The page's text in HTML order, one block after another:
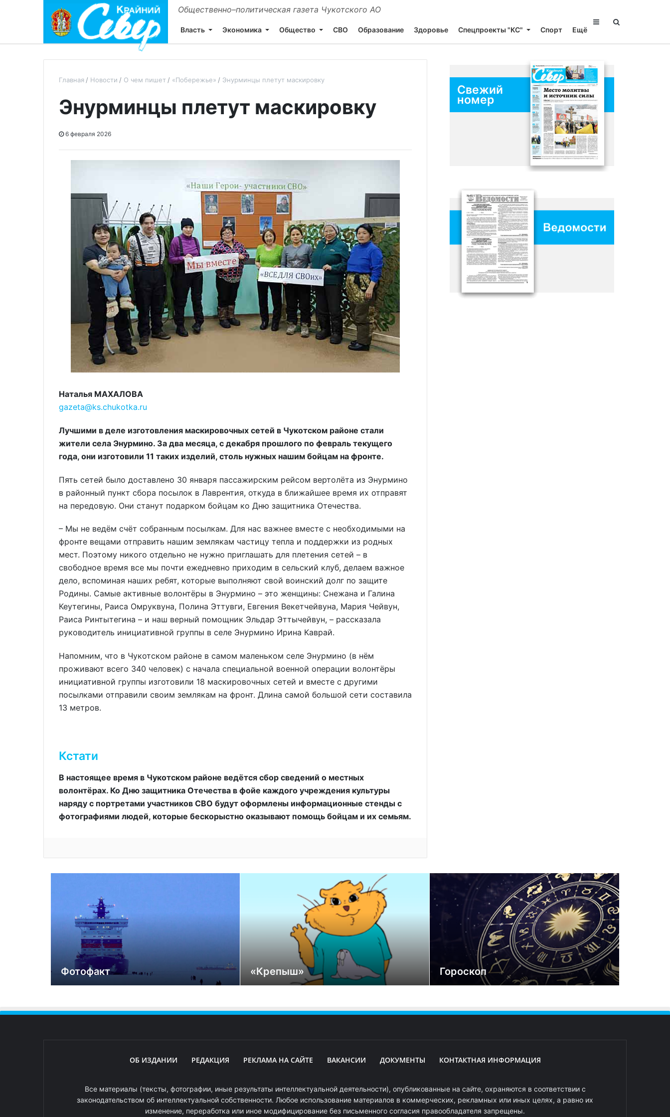
Общественно–политическая газета Чукотского АО
Власть Экономика Общество СВО Образование Здоровье Спецпроекты "КС" Спорт Ещё
Главная Новости О чем пишет «Побережье» Энурминцы плетут маскировку
Энурминцы плетут маскировку
6 февраля 2026
Наталья МАХАЛОВА
gazeta@ks.chukotka.ru
Лучшими в деле изготовления маскировочных сетей в Чукотском районе стали
жители села Энурмино. За два месяца, с декабря прошлого по февраль текущего
года, они изготовили 11 таких изделий, столь нужных нашим бойцам на фронте.
Пять сетей было доставлено 30 января пассажирским рейсом вертолёта из Энурмино
в районный пункт сбора посылок в Лаврентия, откуда в ближайшее время их отправят
на передовую. Они станут подарком бойцам ко Дню защитника Отечества.
– Мы не ведём счёт собранным посылкам. Для нас важнее вместе с необходимыми на
фронте вещами отправить нашим землякам частицу тепла и поддержки из родных
мест. Поэтому никого отдельно не нужно приглашать для плетения сетей – в
свободное время все мы почти ежедневно приходим в сельский клуб, делаем важное
дело, вспоминая наших ребят, которые выполняют свой воинский долг по защите
Родины. Самые активные волонтёры в Энурмино – это женщины: Снежана и Галина
Кеутегины, Раиса Омруквуна, Полина Эттувги, Евгения Векетчейвуна, Мария Чейвун,
Раиса Ринтытегина – и наш верный помощник Эльдар Эттычейвун, – рассказала
руководитель инициативной группы в селе Энурмино Ирина Каврай.
Напомним, что в Чукотском районе в самом маленьком селе Энурмино (в нём
проживают всего 340 человек) с начала специальной военной операции волонтёры
инициативной группы изготовили 18 маскировочных сетей и вместе с другими
посылками отправили своим землякам на фронт. Длина самой большой сети составила
13 метров.
Кстати
В настоящее время в Чукотском районе ведётся сбор сведений о местных
волонтёрах. Ко Дню защитника Отечества в фойе каждого учреждения культуры
наряду с портретами участников СВО будут оформлены информационные стенды с
фотографиями людей, которые бескорыстно оказывают помощь бойцам и их семьям.
Свежий
номер
Фотофакт «Крепыш» Гороскоп
ОБ ИЗДАНИИ РЕДАКЦИЯ РЕКЛАМА НА САЙТЕ ВАКАНСИИ ДОКУМЕНТЫ КОНТАКТНАЯ ИНФОРМАЦИЯ
Все материалы (тексты, фотографии, иные результаты интеллектуальной деятельности), опубликованные на сайте, охраняются в соответствии с
законодательством об интеллектуальной собственности. Любое использование материалов в коммерческих, рекламных или иных целях, а равно их
изменение, переработка или иное модифицирование без письменного согласия правообладателя запрещены.